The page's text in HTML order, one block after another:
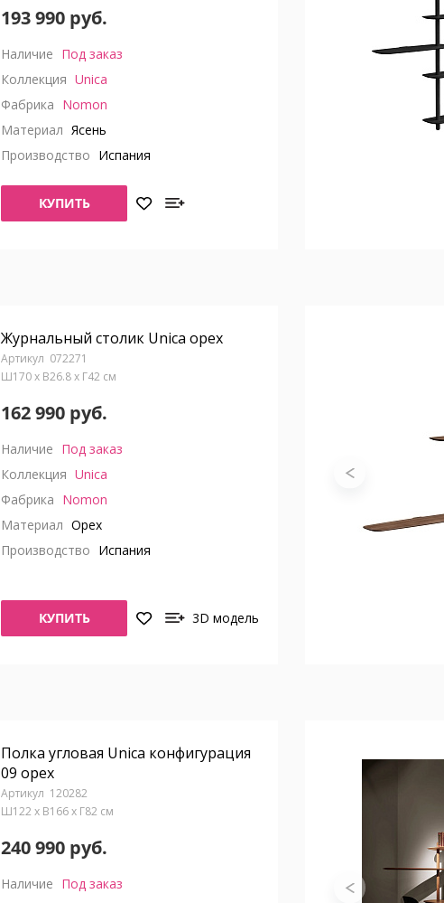
193 990 руб.
Наличие Под заказ
Коллекция Unica
Фабрика Nomon
Материал Ясень
Производство Испания
КУПИТЬ
Журнальный столик Unica орех
072271
Ш170 x В26.8 x Г42 см
162 990 руб.
Наличие Под заказ
Коллекция Unica
Фабрика Nomon
Материал Орех
Производство Испания
КУПИТЬ 3D модель
Полка угловая Unica конфигурация
09 орех
120282
Ш122 x В166 x Г82 см
240 990 руб.
Наличие Под заказ